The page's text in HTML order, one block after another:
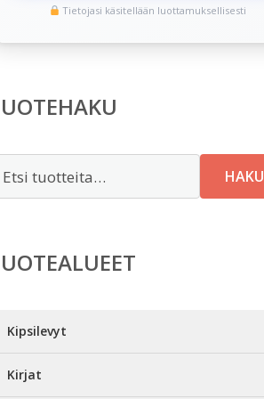
Tietojasi käsitellään luottamuksellisesti
HAKU
Kipsilevyt
Kirjat